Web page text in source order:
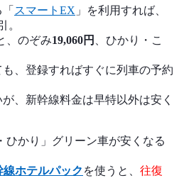
スマートEX 」を利用すれば、
。
、のぞみ19,060円
、ひかり・こ
、登録すればすぐに列車の予約
、新幹線料金は早特以外は安く
ひかり」グリーン車が安くなる
線ホテルパック を使うと、 往復